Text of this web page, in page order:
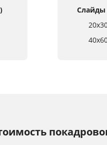
Слайды